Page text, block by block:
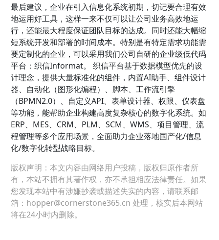
最后建议，企业在引入信息化系统初期，切记要合理有效
地运用好工具，这样一来不仅可以让公司业务高效地运
行，还能最大程度保证团队目标的达成。同时还能大幅缩
短系统开发和部署的时间成本。特别是有特定需求功能需
要定制化的企业，可以采用我们公司自研的企业级低代码
平台：织信Informat。 织信平台基于数据模型优先的设
计理念，提供大量标准化的组件，内置AI助手、组件设计
器、自动化（图形化编程）、脚本、工作流引擎
（BPMN2.0）、自定义API、表单设计器、权限、仪表盘
等功能，能帮助企业构建高度复杂核心的数字化系统。如
ERP、MES、CRM、PLM、SCM、WMS、项目管理、流
程管理等多个应用场景，全面助力企业落地国产化/信息
化/数字化转型战略目标。
版权声明：本文内容由网络用户投稿，版权归原作者所
有，本站不拥有其著作权，亦不承担相应法律责任。如果
您发现本站中有涉嫌抄袭或描述失实的内容，请联系邮
箱：hopper@cornerstone365.cn 处理，核实后本网站
将在24小时内删除。